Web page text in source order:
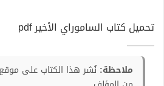
تحميل كتاب الساموراي الأخير pdf
ملاحظة: نُشر هذا الكتاب على